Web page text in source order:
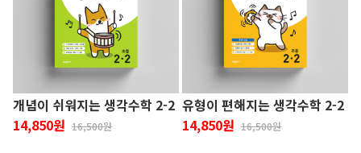
개념이 쉬워지는 생각수학 2-2
14,850원 16,500원
유형이 편해지는 생각수학 2-2
14,850원 16,500원